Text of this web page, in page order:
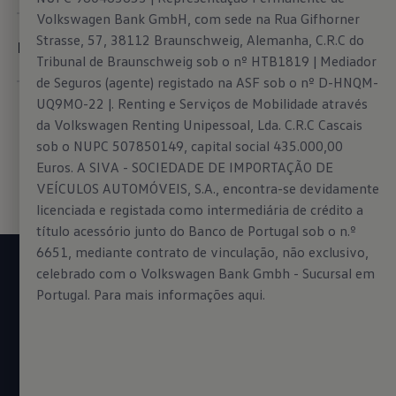
Mais serviços móveis online
Quer saber mais ou agendar uma visita?
Volkswagen Bank GmbH, com sede na Rua Gifhorner
Strasse, 57, 38112 Braunschweig, Alemanha, C.R.C do
Tribunal de Braunschweig sob o nº HTB1819 | Mediador
de Seguros (agente) registado na ASF sob o nº D-HNQM-
UQ9MO-22 |. Renting e Serviços de Mobilidade através
da Volkswagen Renting Unipessoal, Lda. C.R.C Cascais
sob o NUPC 507850149, capital social 435.000,00
Euros. A SIVA - SOCIEDADE DE IMPORTAÇÃO DE
VEÍCULOS AUTOMÓVEIS, S.A., encontra-se devidamente
licenciada e registada como intermediária de crédito a
título acessório junto do Banco de Portugal sob o n.º
6651, mediante contrato de vinculação, não exclusivo,
celebrado com o Volkswagen Bank Gmbh - Sucursal em
Portugal. Para mais informações aqui.